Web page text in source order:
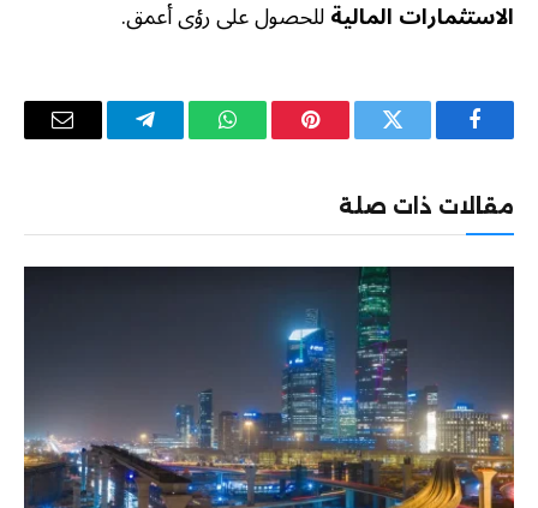
الاستثمارات الماليةللحصول على رؤى أعمق.
فيسبوك تويتر بينتيريستواتساب تيلقرام
البريد
مقالات ذات صلة